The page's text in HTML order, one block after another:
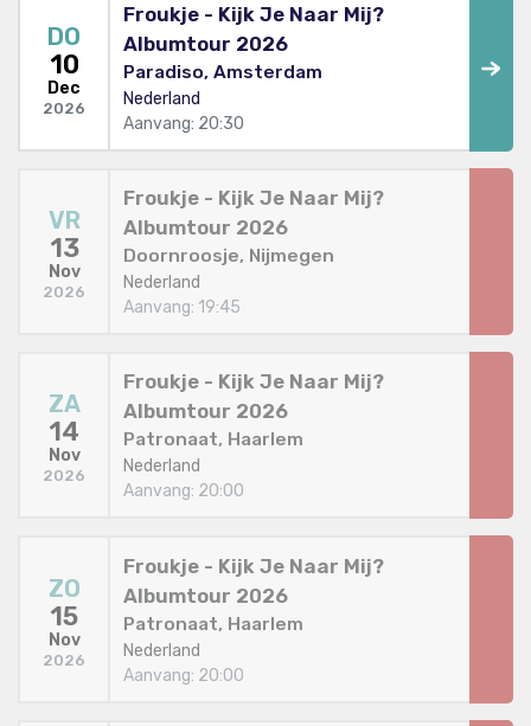
DO
10
Dec
2026
Froukje - Kijk Je Naar Mij?
Albumtour 2026
Paradiso, Amsterdam
Nederland
Aanvang: 20:30
VR
13
Nov
2026
Froukje - Kijk Je Naar Mij?
Albumtour 2026
Doornroosje, Nijmegen
Nederland
Aanvang: 19:45
ZA
14
Nov
2026
Froukje - Kijk Je Naar Mij?
Albumtour 2026
Patronaat, Haarlem
Nederland
Aanvang: 20:00
ZO
15
Nov
2026
Froukje - Kijk Je Naar Mij?
Albumtour 2026
Patronaat, Haarlem
Nederland
Aanvang: 20:00